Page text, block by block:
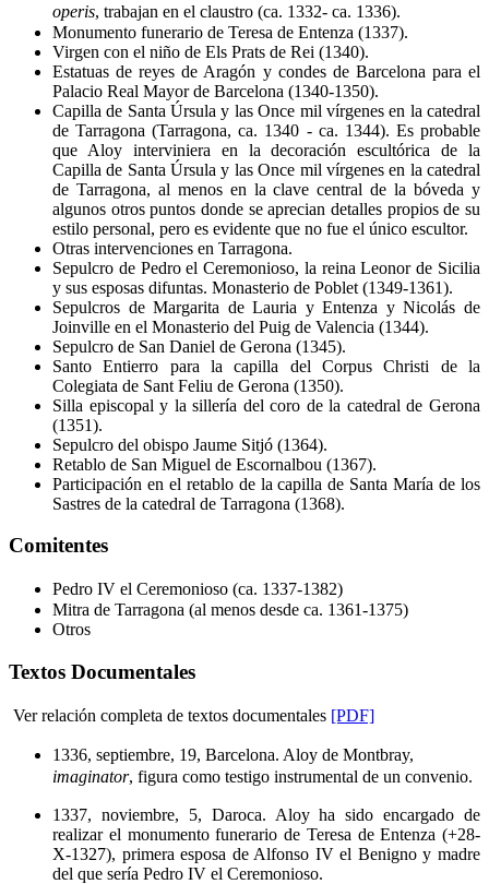
operis, trabajan en el claustro (ca. 1332- ca. 1336).
Monumento funerario de Teresa de Entenza (1337).
Virgen con el niño de Els Prats de Rei (1340).
Estatuas de reyes de Aragón y condes de Barcelona para el
Palacio Real Mayor de Barcelona (1340-1350).
Capilla de Santa Úrsula y las Once mil vírgenes en la catedral
de Tarragona (Tarragona, ca. 1340 - ca. 1344). Es probable
que Aloy interviniera en la decoración escultórica de la
Capilla de Santa Úrsula y las Once mil vírgenes en la catedral
de Tarragona, al menos en la clave central de la bóveda y
algunos otros puntos donde se aprecian detalles propios de su
estilo personal, pero es evidente que no fue el único escultor.
Otras intervenciones en Tarragona.
Sepulcro de Pedro el Ceremonioso, la reina Leonor de Sicilia
y sus esposas difuntas. Monasterio de Poblet (1349-1361).
Sepulcros de Margarita de Lauria y Entenza y Nicolás de
Joinville en el Monasterio del Puig de Valencia (1344).
Sepulcro de San Daniel de Gerona (1345).
Santo Entierro para la capilla del Corpus Christi de la
Colegiata de Sant Feliu de Gerona (1350).
Silla episcopal y la sillería del coro de la catedral de Gerona
(1351).
Sepulcro del obispo Jaume Sitjó (1364).
Retablo de San Miguel de Escornalbou (1367).
Participación en el retablo de la capilla de Santa María de los
Sastres de la catedral de Tarragona (1368).
Comitentes
Pedro IV el Ceremonioso (ca. 1337-1382)
Mitra de Tarragona (al menos desde ca. 1361-1375)
Otros
Textos Documentales
Ver relación completa de textos documentales [PDF]
1336, septiembre, 19, Barcelona. Aloy de Montbray,
imaginator, figura como testigo instrumental de un convenio.
1337, noviembre, 5, Daroca. Aloy ha sido encargado de
realizar el monumento funerario de Teresa de Entenza (+28-
X-1327), primera esposa de Alfonso IV el Benigno y madre
del que sería Pedro IV el Ceremonioso.